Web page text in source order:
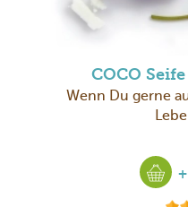
COCO
Wenn Du gerne